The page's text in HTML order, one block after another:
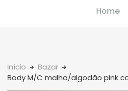
Home
Início
Bazar
Body M/C malha/algodão pink